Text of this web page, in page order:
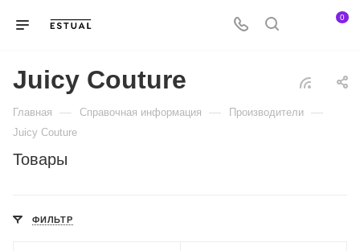
0
Juicy Couture
Главная — Справочная информация — Производители —
Juicy Couture
Товары
ФИЛЬТР